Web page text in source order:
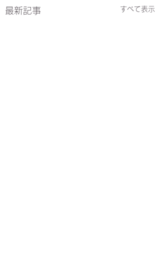
最新記事 すべて表示